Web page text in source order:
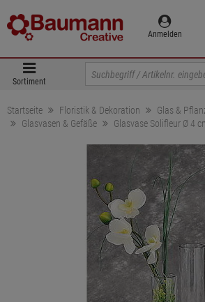
Anmelden
Sortiment
Startseite Floristik & Dekoration
Glas &
Glasvasen & Gefäße
Glasvase Solifleur Ø 4